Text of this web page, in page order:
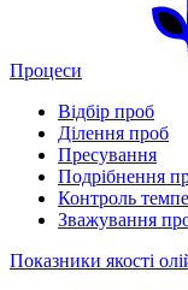
Процеси
Відбір проб
Ділення проб
Пресування
Подрібнення
Контроль
Зважування
Показники якості